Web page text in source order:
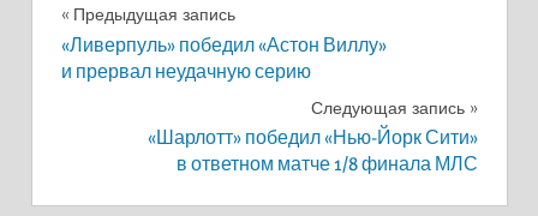
Навигация
по
Предыдущая запись
«Ливерпуль» победил «Астон Виллу»
и прервал неудачную серию
Следующая запись
«Шарлотт» победил «Нью-Йорк Сити»
в ответном матче 1/8 финала МЛС